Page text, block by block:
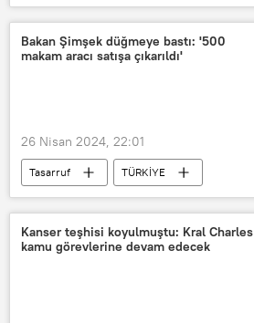
Para cezası
Türkiye Futbol Federasyonu (TFF)
Bakan Şimşek düğmeye bastı: '500
makam aracı satışa çıkarıldı'
26 Nisan 2024, 22:01
Tasarruf
TÜRKİYE
Mehmet Şimşek
kamu
Cevdet Yılmaz
Kanser teşhisi koyulmuştu: Kral Charles
kamu görevlerine devam edecek